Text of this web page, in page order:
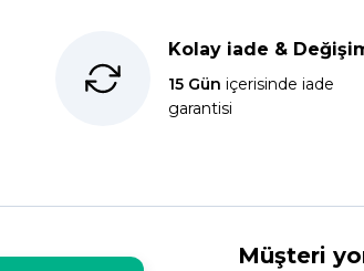
Kolay iade &
15 Gün içerisinde iade
garantisi
Müşteri